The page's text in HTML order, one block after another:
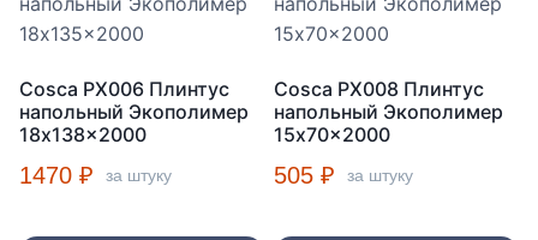
Cosca PX006 Плинтус
напольный Экополимер
18x138x2000
1470 ₽ за штуку
Cosca PX008 Плинтус
напольный Экополимер
15x70x2000
505 ₽ за штуку